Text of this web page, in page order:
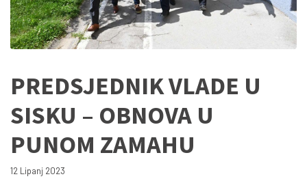
PREDSJEDNIK VLADE U
SISKU – OBNOVA U
PUNOM ZAMAHU
12 Lipanj 2023